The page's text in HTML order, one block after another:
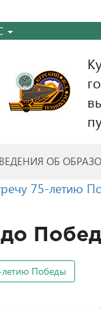
ОБ
75-летию
до
летию Победы